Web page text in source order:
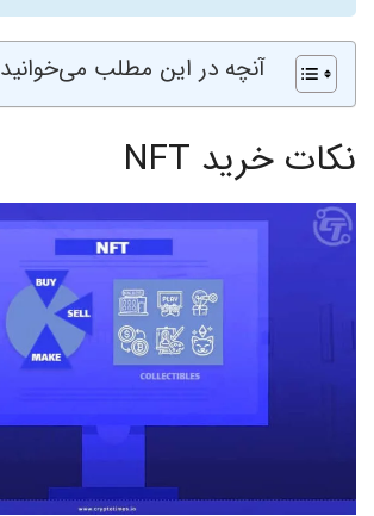
آنچه در این مطلب می‌خوانید
نکات خرید NFT